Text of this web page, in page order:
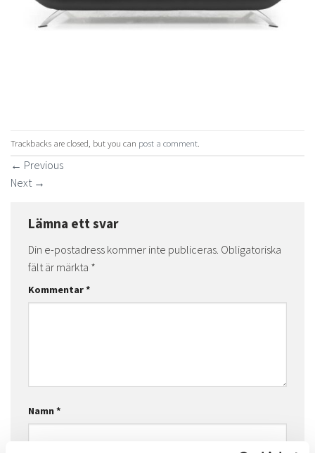
Trackbacks are closed, but you can post a comment
← Previous
Next →
Lämna ett svar
Din e-postadress kommer inte publiceras. Obligatoriska
fält är märkta *
Kommentar*
Namn*